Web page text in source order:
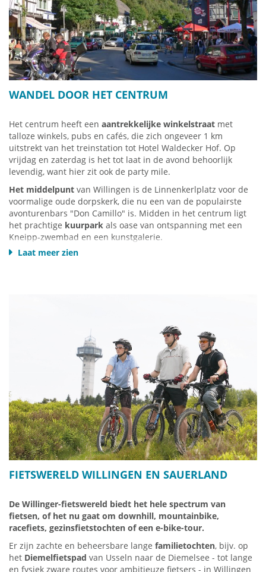
WANDEL DOOR HET CENTRUM
Het centrum heeft een aantrekkelijke winkelstraat met
talloze winkels, pubs en cafés, die zich ongeveer 1 km
uitstrekt van het treinstation tot Hotel Waldecker Hof. Op
vrijdag en zaterdag is het tot laat in de avond behoorlijk
levendig, want hier zit ook de party mile.
Het middelpunt van Willingen is de Linnenkerlplatz voor de
voormalige oude dorpskerk, die nu een van de populairste
avonturenbars "Don Camillo" is. Midden in het centrum ligt
het prachtige kuurpark als oase van ontspanning met een
Kneipp-zwembad en een kunstgalerie.
De detailhandel wordt grotendeels door de eigenaar geleid
ongebruikelijke merken, bijpassende accessoires, tassen en
sieraden, een groot assortiment aan schoenen, sport- en
vrijetijdsartikelen, sportkleding, cadeauartikelen, boeken,
drogisterijartikelen, geuren, bloemen en nog veel meer.
Informeer bij uw gastheren of de toeristische informatie over
het VIP-blok. Daar vind je veel vouchers en kortingsbonnen
voor winkels en horeca.
Meer informatie:www.einkaufswelt-willingen.de
Laat meer zien
FIETSWERELD WILLINGEN EN SAUERLAND
De Willinger-fietswereld biedt het hele spectrum van
fietsen, of het nu gaat om downhill, mountainbike,
racefiets, gezinsfietstochten of een e-bike-tour.
Er zijn zachte en beheersbare lange familietochten, bijv. op
het Diemelfietspad van Usseln naar de Diemelsee - tot lange
en fysiek zware routes voor ambitieuze fietsers - in Willingen